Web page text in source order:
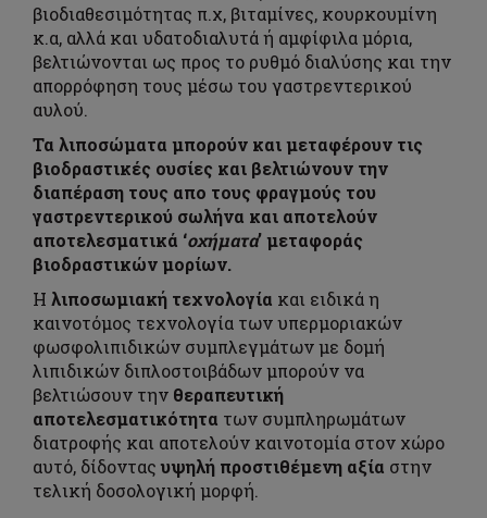
βιοδιαθεσιμότητας π.χ, βιταμίνες, κουρκουμίνη
κ.α, αλλά και υδατοδιαλυτά ή αμφίφιλα μόρια,
βελτιώνονται ως προς το ρυθμό διαλύσης και την
απορρόφηση τους μέσω του γαστρεντερικού
αυλού.
Τα λιποσώματα μπορούν και μεταφέρουν τις
βιοδραστικές ουσίες και βελτιώνουν την
διαπέραση τους απο τους φραγμούς του
γαστρεντερικού σωλήνα και αποτελούν
αποτελεσματικά ‘οχήματα’ μεταφοράς
βιοδραστικών μορίων.
Η λιποσωμιακή τεχνολογία και ειδικά η
καινοτόμος τεχνολογία των υπερμοριακών
φωσφολιπιδικών συμπλεγμάτων με δομή
λιπιδικών διπλοστοιβάδων μπορούν να
βελτιώσουν την θεραπευτική
αποτελεσματικότητα των συμπληρωμάτων
διατροφής και αποτελούν καινοτομία στον χώρο
αυτό, δίδοντας υψηλή προστιθέμενη αξία στην
τελική δοσολογική μορφή.